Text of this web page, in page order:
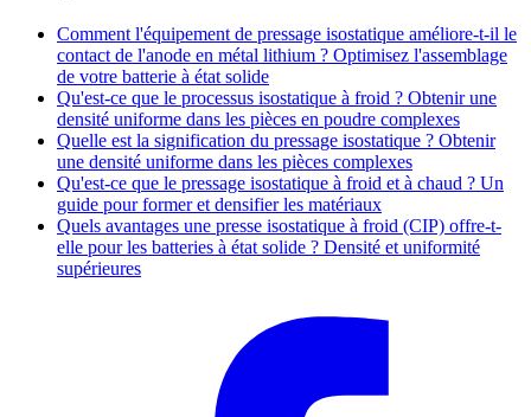
Comment l'équipement de pressage isostatique améliore-t-il le
contact de l'anode en métal lithium ? Optimisez l'assemblage
de votre batterie à état solide
Qu'est-ce que le processus isostatique à froid ? Obtenir une
densité uniforme dans les pièces en poudre complexes
Quelle est la signification du pressage isostatique ? Obtenir
une densité uniforme dans les pièces complexes
Qu'est-ce que le pressage isostatique à froid et à chaud ? Un
guide pour former et densifier les matériaux
Quels avantages une presse isostatique à froid (CIP) offre-t-
elle pour les batteries à état solide ? Densité et uniformité
supérieures